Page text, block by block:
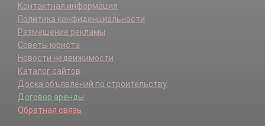
Контактная информация
Политика конфиденциальности
Размещение рекламы
Советы юриста
Новости недвижимости
Каталог сайтов
Доска объявлений по строительству
Договор аренды
Обратная связь